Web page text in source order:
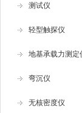
测试仪
轻型触探仪
地基承载力测定
弯沉仪
无核密度仪